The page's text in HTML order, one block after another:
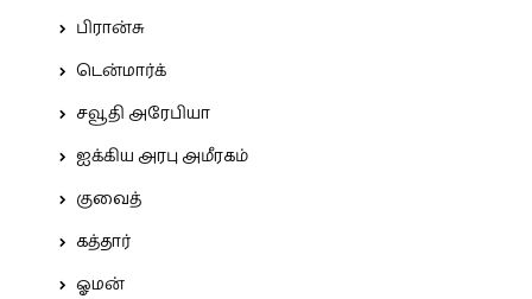
பிரான்சு
டென்மார்க்
சவூதி அரேபியா
ஐக்கிய அரபு அமீரகம்
குவைத்
கத்தார்
ஓமன்